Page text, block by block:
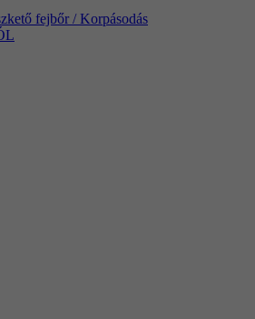
fejbőr / Korpásodás
Többek között egy
generált azonosítót az Ön által
beállítások múltbeli tárolására, ha a